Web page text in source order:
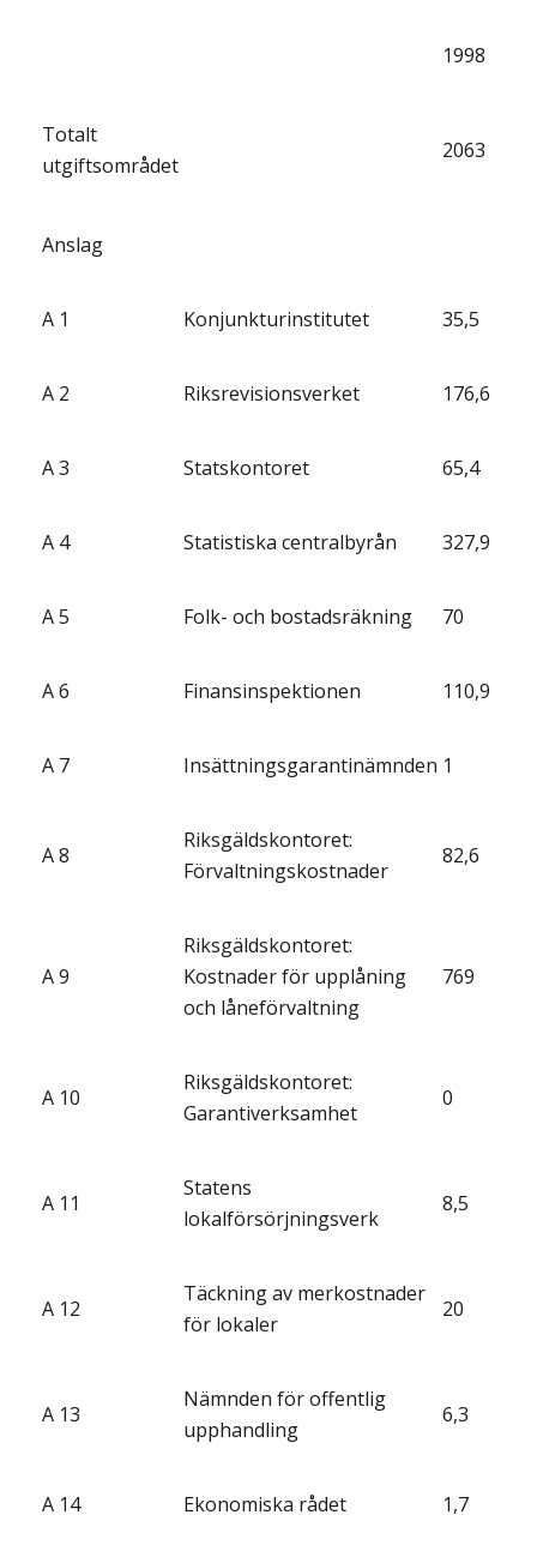
1998
Totalt
utgiftsområdet
2063
Anslag
A 1 Konjunkturinstitutet 35,5
A 2 Riksrevisionsverket 176,6
A 3 Statskontoret 65,4
A 4 Statistiska centralbyrån 327,9
A 5 Folk- och bostadsräkning 70
A 6 Finansinspektionen 110,9
A 7 Insättningsgarantinämnden 1
A 8
Riksgäldskontoret:
Förvaltningskostnader
82,6
A 9
Riksgäldskontoret:
Kostnader för upplåning
och låneförvaltning
769
A 10
Riksgäldskontoret:
Garantiverksamhet
0
A 11
Statens
lokalförsörjningsverk
8,5
A 12
Täckning av merkostnader
för lokaler
20
A 13
Nämnden för offentlig
upphandling
6,3
A 14 Ekonomiska rådet 1,7